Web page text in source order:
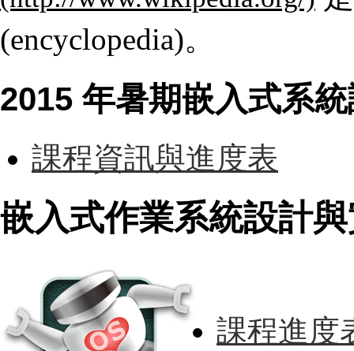
(encyclopedia)。
2015 年暑期嵌入式系
課程資訊與進度表
嵌入式作業系統設計
課程進度